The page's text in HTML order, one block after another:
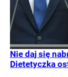
Nie daj się
Dietetyczka